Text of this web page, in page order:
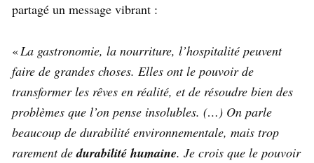
partagé un message vibrant :
«La gastronomie, la nourriture, l’hospitalité peuvent
faire de grandes choses. Elles ont le pouvoir de
transformer les rêves en réalité, et de résoudre bien des
problèmes que l’on pense insolubles. (…) On parle
beaucoup de durabilité environnementale, mais trop
rarement dedurabilité humaine. Je crois que le pouvoir